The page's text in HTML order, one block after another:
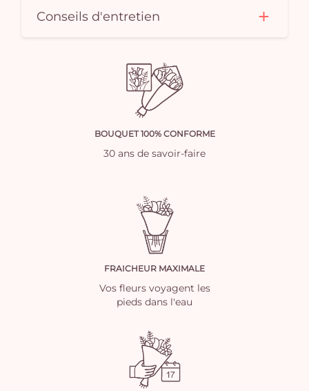
Conseils d'entretien
BOUQUET 100% CONFORME
30 ans de savoir-faire
FRAICHEUR MAXIMALE
Vos fleurs voyagent les
pieds dans l'eau